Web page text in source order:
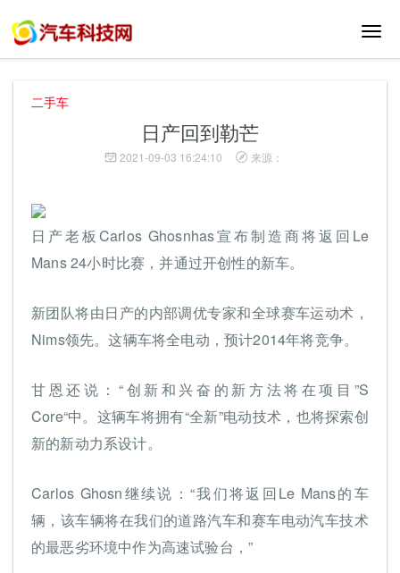
切
二手车
日产回到勒芒
2021-09-03 16:24:10 来源：
日产老板Carlos Ghosnhas宣布制造商将返回Le
Mans 24小时比赛，并通过开创性的新车。
新团队将由日产的内部调优专家和全球赛车运动术，
Nims领先。这辆车将全电动，预计2014年将竞争。
甘恩还说：“创新和兴奋的新方法将在项目”S
Core“中。这辆车将拥有“全新”电动技术，也将探索创
新的新动力系设计。
Carlos Ghosn继续说：“我们将返回Le Mans的车
辆，该车辆将在我们的道路汽车和赛车电动汽车技术
的最恶劣环境中作为高速试验台，”